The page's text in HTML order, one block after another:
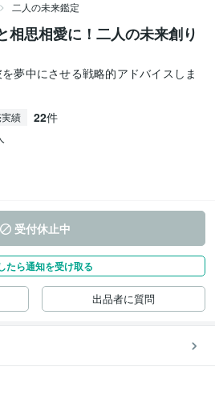
二人の未来鑑定
思相愛に！二人の未来創り
夢中にさせる戦略的アドバイスしま
績 22件
受付休止中
たら通知を受け取る
出品者に質問